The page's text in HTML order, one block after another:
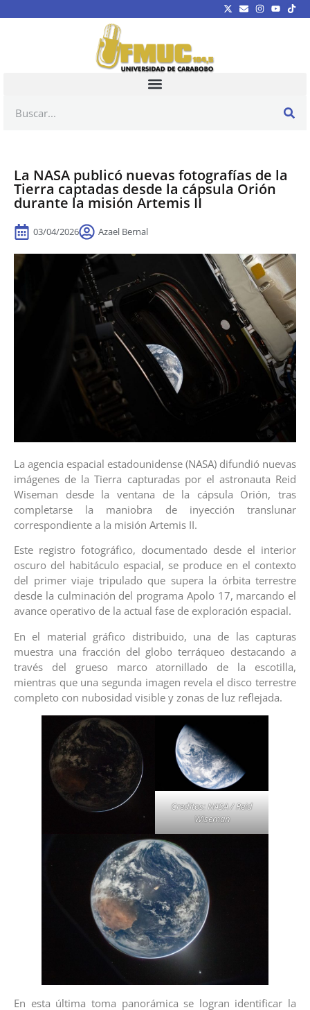
La NASA publicó nuevas fotografías de la
Tierra captadas desde la cápsula Orión
durante la misión Artemis II
03/04/2026 Azael Bernal
La agencia espacial estadounidense (NASA) difundió nuevas
imágenes de la Tierra capturadas por el astronauta Reid
Wiseman desde la ventana de la cápsula Orión, tras
completarse la maniobra de inyección translunar
correspondiente a la misión Artemis II.
Este registro fotográfico, documentado desde el interior
oscuro del habitáculo espacial, se produce en el contexto
del primer viaje tripulado que supera la órbita terrestre
desde la culminación del programa Apolo 17, marcando el
avance operativo de la actual fase de exploración espacial.
En el material gráfico distribuido, una de las capturas
muestra una fracción del globo terráqueo destacando a
través del grueso marco atornillado de la escotilla,
mientras que una segunda imagen revela el disco terrestre
completo con nubosidad visible y zonas de luz reflejada.
Creditos: NASA / Reid
Wiseman
En esta última toma panorámica se logran identificar la